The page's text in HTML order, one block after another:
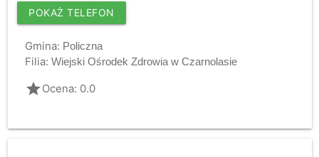
POKAŻ TELEFON
Gmina: Policzna
Filia: Wiejski Ośrodek Zdrowia w Czarnolasie
gradeOcena: 0.0